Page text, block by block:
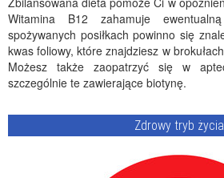
Witamina B12 zahamuje
spożywanych posiłkach powinno się
kwas foliowy, które znajdziesz w
Możesz także zaopatrzyć się w
szczególnie te zawierające biotynę.
Zdrowy tryb życia